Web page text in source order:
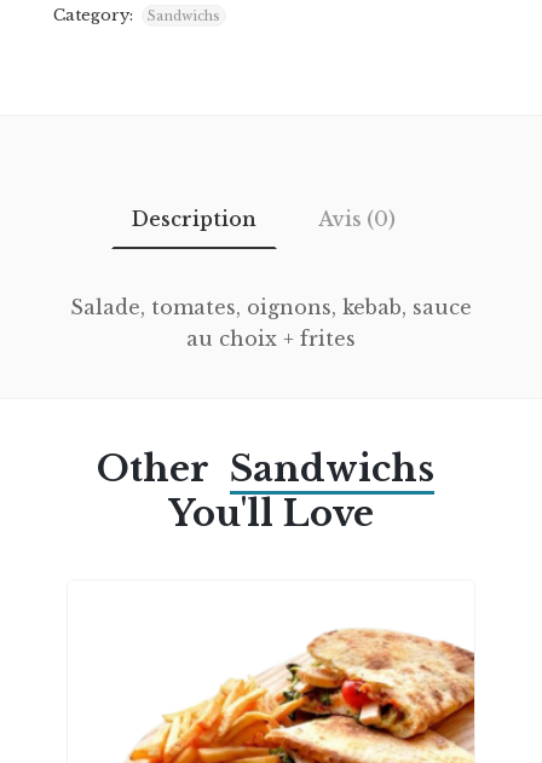
Category: Sandwichs
Description Avis (0)
Salade, tomates, oignons, kebab, sauce
au choix + frites
Other Sandwichs
You'll Love